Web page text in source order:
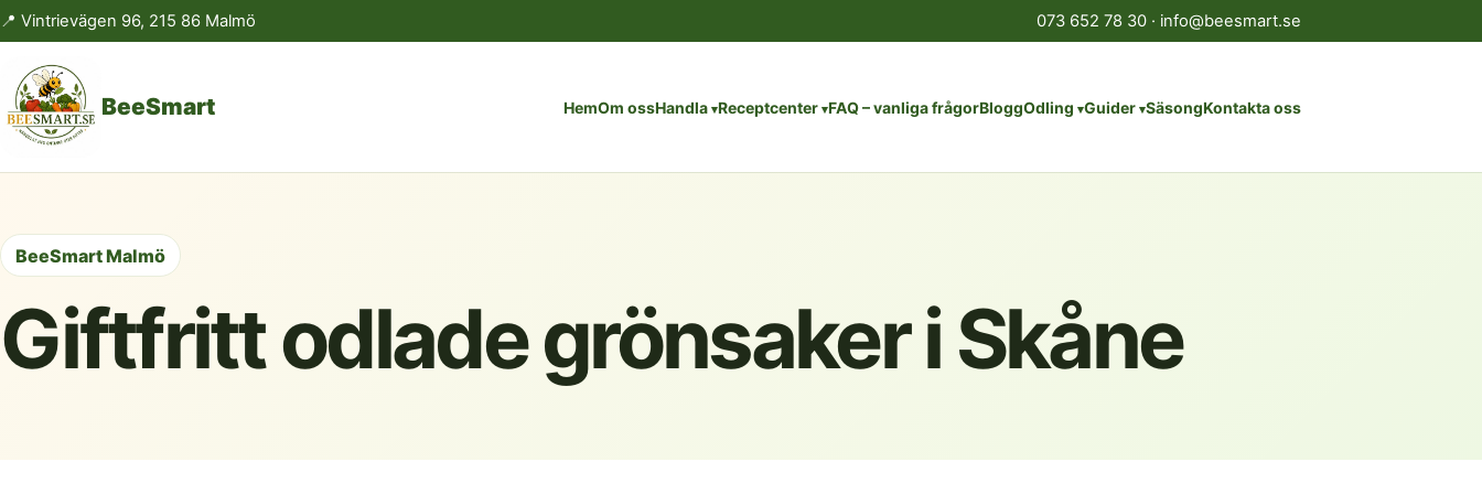
📍 Vintrievägen 96, 215 86 Malmö 073 652 78 30 · info@beesmart.se
BeeSmart HemOm ossHandla Receptcenter FAQ – vanliga frågorBloggOdling Guider SäsongKontakta oss
BeeSmart Malmö
Giftfritt odlade grönsaker i Skåne